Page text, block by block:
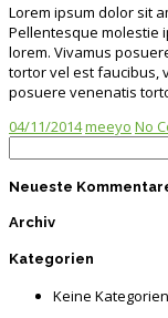
Lorem ipsum dolor sit
Pellentesque molestie
lorem. Vivamus
tortor vel est faucibus,
posuere venenatis
04/11/2014meeyo No
Neueste
Archiv
Kategorien
Keine Kategorien